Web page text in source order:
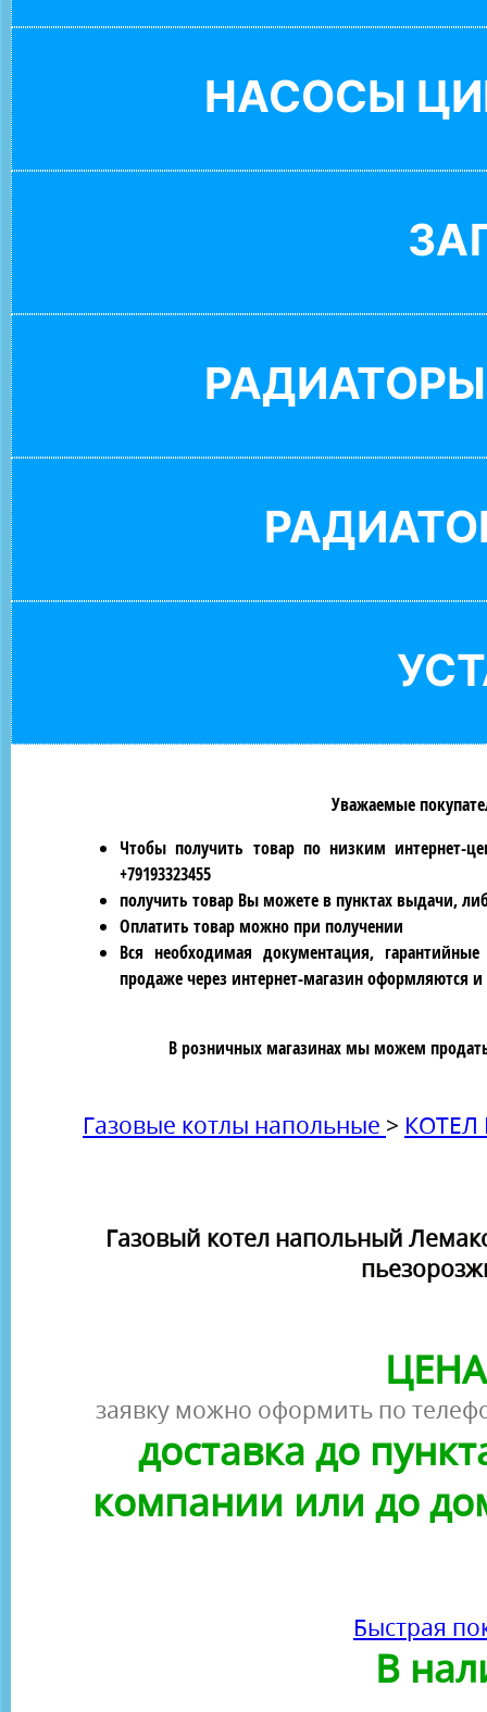
НАСОСЫ
Уважаемые
Чтобы получить товар по низким интернет-
+79193323455
получить товар Вы можете в пунктах выдачи,
Оплатить товар можно при получении
Вся необходимая документация,
продаже через интернет-магазин оформляются
В розничных магазинах мы можем
Газовые котлы напольные > КОТЕЛ
Газовый котел напольный
заявку можно оформить по
доставка до
компании или до
Быстрая
В